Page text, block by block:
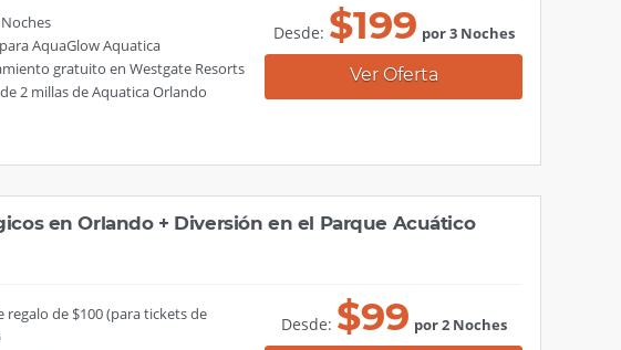
AquaGlow Aquatica
gratuito en Westgate Resorts
2 millas de Aquatica Orlando
Desde: $199 por 3 Noches
Ver Oferta
en Orlando + Diversión en el Parque Acuático
regalo de $100 (para tickets de
Desde: $99 por 2 Noches